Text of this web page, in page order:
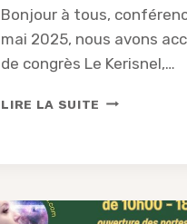
Bonjour à tous,
mai 2025, nous avons
de congrès Le Kerisnel,…
LIRE LA SUITE COMPTE-
DANIELLE